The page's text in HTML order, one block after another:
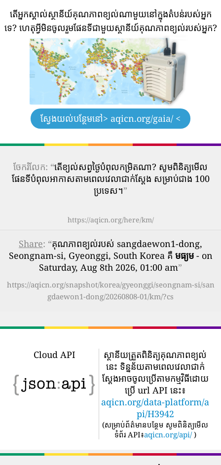
តើអ្នកស្គាល់ស្ថានីយ៍គុណភាពខ្យល់ណាមួយនៅក្នុងតំបន់របស់អ្នក
ទេ? ហេតុអ្វីមិនចូលរួមផែនទីជាមួយស្ថានីយ៍គុណភាពខ្យល់របស់អ្នក?
ស្វែងយល់បន្ថែមនៅ> aqicn.org/gaia/ <
ចែករំលែក: “តើ​ខ្យល់​សព្វថ្ងៃ​បំពុល​កម្រិត​ណា? សូមពិនិត្យមើល
ផែនទីបំពុលអាកាសតាមពេលវេលាជាក់ស្តែង សម្រាប់ជាង 100
ប្រទេស។”
https://aqicn.org/here/km/
Share: “គុណភាពខ្យល់របស់ sangdaewon1-dong,
Seongnam-si, Gyeonggi, South Korea គឺ មធ្យម- on
Saturday, Aug 8th 2026, 01:00 am”
https://aqicn.org/snapshot/korea/gyeonggi/seongnam-si/san
gdaewon1-dong/20260808-01/km/?cs
Cloud API
ស្ថានីយត្រួតពិនិត្យគុណភាពខ្យល់
នេះ ទិន្នន័យតាមពេលវេលាជាក់
ស្តែងអាចចូលប្រើតាមកម្មវិធីដោយ
ប្រើ url API នេះ៖
aqicn.org/data-platform/a
pi/H3942
(សម្រាប់ព័ត៌មានបន្ថែម សូមពិនិត្យមើល
ទំព័រ API៖aqicn.org/api/ )